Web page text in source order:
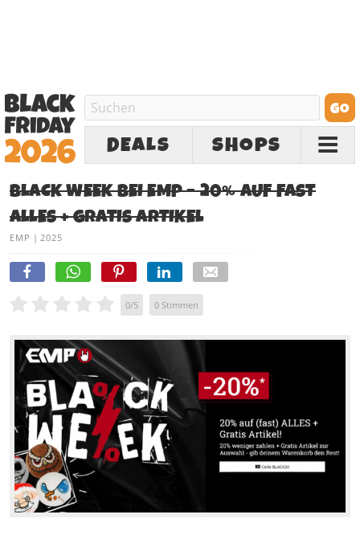
DEALS SHOPS
BLACK WEEK BEI EMP – 20% AUF FAST
ALLES + GRATIS ARTIKEL
EMP | 2025
0/5 0 Stimmen